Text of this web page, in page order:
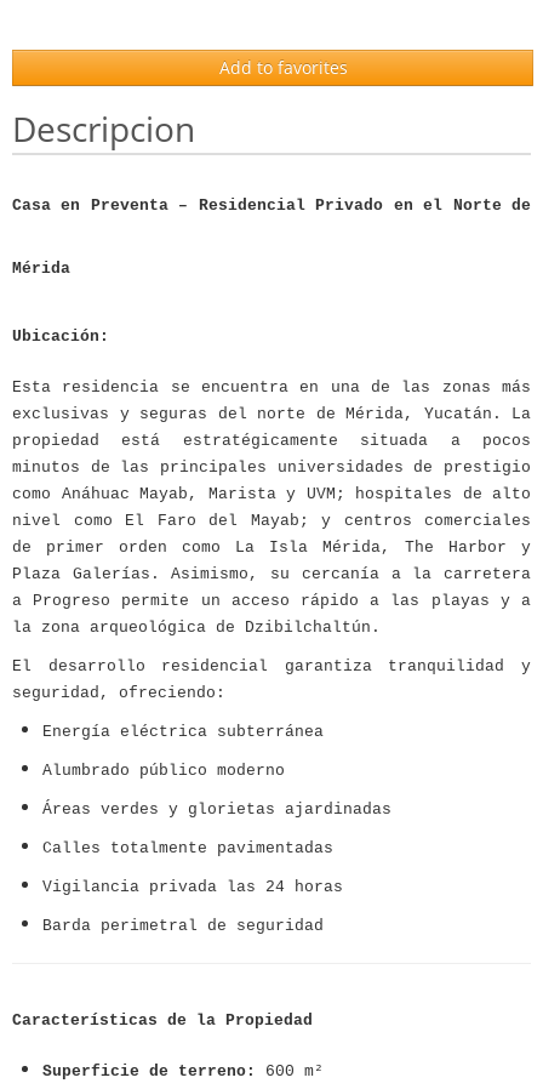
Add to favorites
Descripcion
Casa en Preventa – Residencial Privado en el Norte de
Mérida
Ubicación:
Esta residencia se encuentra en una de las zonas más
exclusivas y seguras del norte de Mérida, Yucatán. La
propiedad está estratégicamente situada a pocos
minutos de las principales universidades de prestigio
como Anáhuac Mayab, Marista y UVM; hospitales de alto
nivel como El Faro del Mayab; y centros comerciales
de primer orden como La Isla Mérida, The Harbor y
Plaza Galerías. Asimismo, su cercanía a la carretera
a Progreso permite un acceso rápido a las playas y a
la zona arqueológica de Dzibilchaltún.
El desarrollo residencial garantiza tranquilidad y
seguridad, ofreciendo:
Energía eléctrica subterránea
Alumbrado público moderno
Áreas verdes y glorietas ajardinadas
Calles totalmente pavimentadas
Vigilancia privada las 24 horas
Barda perimetral de seguridad
Características de la Propiedad
Superficie de terreno: 600 m²